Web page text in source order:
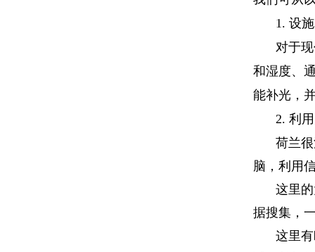
1. 设
对于
和湿度、
能补光，
2. 利
荷兰
脑，利用
这里
据搜集，
这里